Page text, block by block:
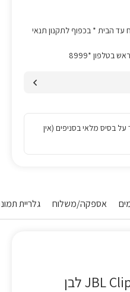
עד הבית * בכפוף לתקנון תנאי
בטלפון *8999
בסיס מלאי בסניפים (אין
אספקה/משלוח גלריית